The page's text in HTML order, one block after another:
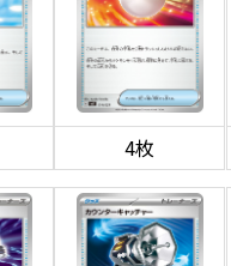
4枚